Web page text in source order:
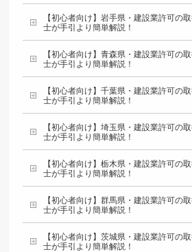
【初心者向け】岩手県・建設業許可の
士が手引より簡単解説！
【初心者向け】青森県・建設業許可の
士が手引より簡単解説！
【初心者向け】千葉県・建設業許可の
士が手引より簡単解説！
【初心者向け】埼玉県・建設業許可の
士が手引より簡単解説！
【初心者向け】栃木県・建設業許可の
士が手引より簡単解説！
【初心者向け】群馬県・建設業許可の
士が手引より簡単解説！
【初心者向け】茨城県・建設業許可の
士が手引より簡単解説！